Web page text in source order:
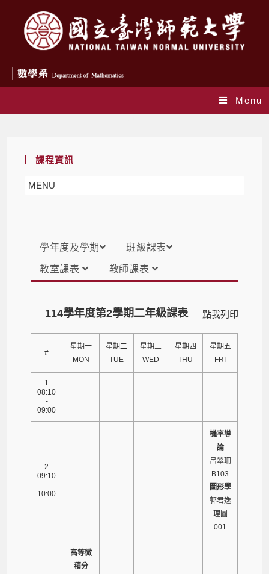
Menu
課程資訊
MENU
學年度及學期 班級課表
教室課表 教師課表
點我列印
114學年度第2學期二年級課表
#
星期一
MON
星期二
TUE
星期三
WED
星期四
THU
星期五
FRI
1
08:10
-
09:00
2
09:10
-
10:00
機率導
論
呂翠珊
B103
圖形學
郭君逸
理圖
001
高等微
積分